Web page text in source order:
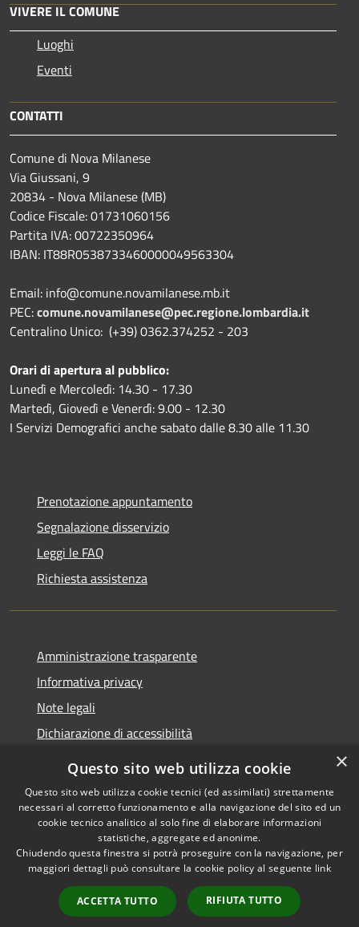
VIVERE IL COMUNE
Luoghi
Eventi
CONTATTI
Comune di Nova Milanese
Via Giussani, 9
20834 - Nova Milanese (MB)
Codice Fiscale: 01731060156
Partita IVA: 00722350964
IBAN: IT88R0538733460000049563304
Email: info@comune.novamilanese.mb.it
PEC:comune.novamilanese@pec.regione.lombardia.it
Centralino Unico: (+39) 0362.374252 - 203
Orari di apertura al pubblico:
Lunedì e Mercoledì: 14.30 - 17.30
Martedì, Giovedì e Venerdì: 9.00 - 12.30
I Servizi Demografici anche sabato dalle 8.30 alle 11.30
Prenotazione appuntamento
Segnalazione disservizio
Leggi le FAQ
Richiesta assistenza
Amministrazione trasparente
Informativa privacy
Note legali
Dichiarazione di accessibilità
RSS
Privacy
Cookie
Mappa del sito
Extranet
Copyright © 2026 • Comune di
Nova Milanese • Powered by
Municipium•Accesso
redazione
×
Questo sito web utilizza cookie
Questo sito web utilizza cookie tecnici (ed assimilati) strettamente
necessari al corretto funzionamento e alla navigazione del sito ed un
cookie tecnico analitico al solo fine di elaborare informazioni
statistiche, aggregate ed anonime.
Chiudendo questa finestra si potrà proseguire con la navigazione, per
maggiori dettagli può consultare la cookie policy al seguente link
ACCETTA TUTTO RIFIUTA TUTTO